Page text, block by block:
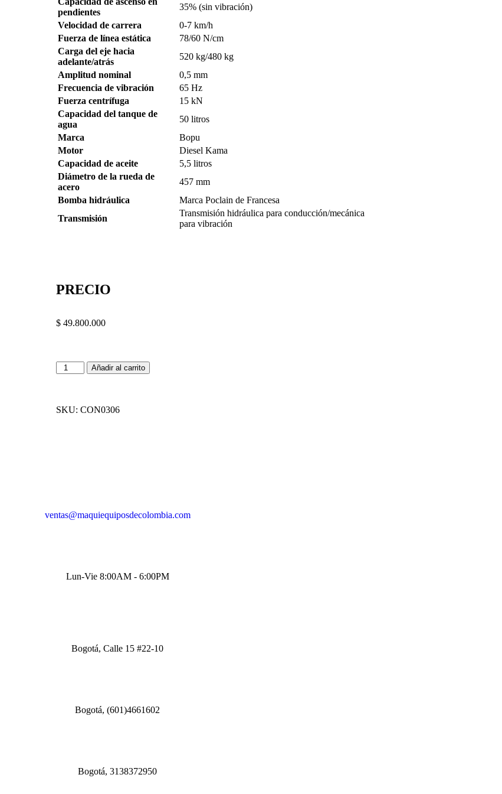
pendientes
35% (sin vibración)
Velocidad de carrera
0-7 km/h
Fuerza de línea estática
78/60 N/cm
Carga del eje hacia
adelante/atrás
520 kg/480 kg
Amplitud nominal
0,5 mm
Frecuencia de vibración
65 Hz
Fuerza centrífuga
15 kN
Capacidad del tanque de
agua
50 litros
Marca
Bopu
Motor
Diesel Kama
Capacidad de aceite
5,5 litros
Diámetro de la rueda de
acero
457 mm
Bomba hidráulica
Marca Poclain de Francesa
Transmisión
Transmisión hidráulica para conducción/mecánica
para vibración
PRECIO
$ 49.800.000
Añadir al carrito
SKU: CON0306
ventas@maquiequiposdecolombia.com
Lun-Vie 8:00AM - 6:00PM
Bogotá, Calle 15 #22-10
Bogotá, (601)4661602
Bogotá, 3138372950